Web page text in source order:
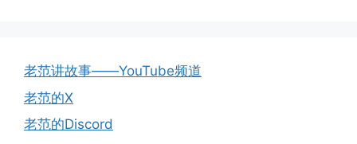
老范讲故事——YouTube频道
老范的X
老范的Discord